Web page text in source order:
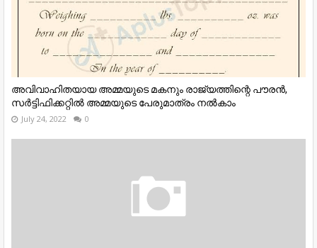
അവിവാഹിതയായ അമ്മയുടെ മകനും രാജ്യത്തിന്റെ പൗരന്‍,
സര്‍ട്ടിഫിക്കറ്റില്‍ അമ്മയുടെ പേരുമാത്രം നല്‍കാം
July 24, 2022 0